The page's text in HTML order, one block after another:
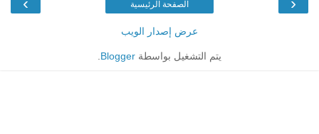
الصفحة الرئيسية
عرض إصدار الويب
يتم التشغيل بواسطة Blogger